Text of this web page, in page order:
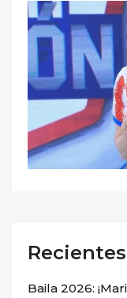
Recientes
Baila 2026: